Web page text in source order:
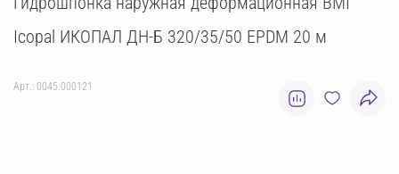
Icopal ИКОПАЛ ДН-Б 320/35/50 EPDM 20 м
Арт.: 0045.000121